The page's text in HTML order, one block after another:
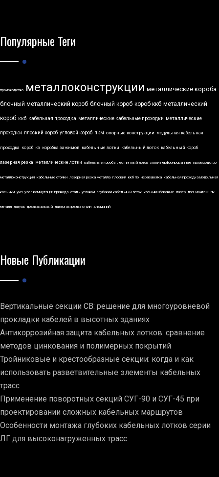
Популярные Теги
производство металлоконструкции металлические короба
блочный металлический короб блочный короб короб ккб металлический
короб ккб кабельная проходка металлические кабельные проходки металлические
проходки плоский короб угловой короб пкм опорные конструкции модульная кабельная
проходка короб кз коробка зажимов кабельные лотки кабельный лоток кабельный короб
лазерная резка металлические лотки кабельные короба лестничный лоток лотки перфорированные производство
металлоконструкций кабельные стойки лазерная резка металла плоский ккб по нержавейка кабельная проходка модульная
косынки укп узел коммутации привода сталь угловой глубокий кабельный лоток косынки боковые лазер лэп монтаж пк
металл латунь трехканальный лазерная резка стали алюминий
Новые Публикации
Вертикальные секции СВ: решение для многоуровневой
прокладки кабелей в высотных зданиях
Антикоррозийная защита кабельных лотков: сравнение
методов цинкования и полимерных покрытий
Тройниковые и крестообразные секции: когда и как
использовать разветвительные элементы кабельных
трасс
Применение поворотных секций СУГ-90 и СУГ-45 при
проектировании сложных кабельных маршрутов
Особенности монтажа глубоких кабельных лотков серии
ЛГ для высоконагруженных трасс